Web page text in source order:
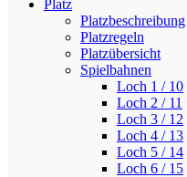
Platz
Platzbeschreibung
Platzregeln
Platzübersicht
Spielbahnen
Loch 1 / 10
Loch 2 / 11
Loch 3 / 12
Loch 4 / 13
Loch 5 / 14
Loch 6 / 15